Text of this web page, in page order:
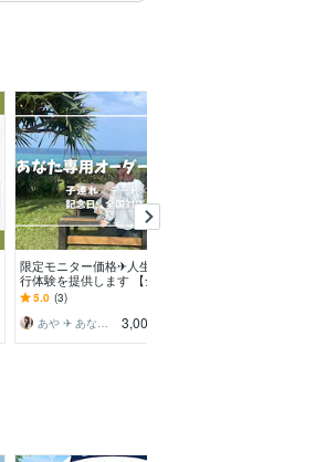
限定モニター価格✈人生に残る旅
行体験を提供します 【全国対
応】あなたの価値観から逆算する
オーダーメイド旅
5.0 (3)
3,000